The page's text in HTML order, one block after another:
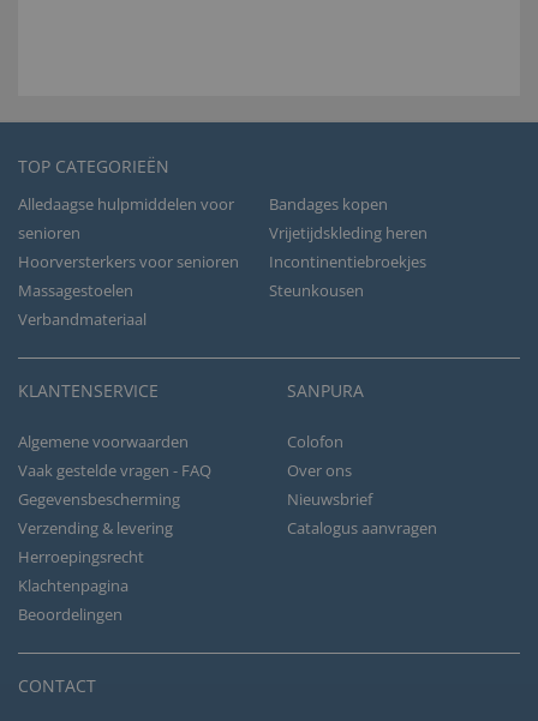
TOP CATEGORIEËN
Alledaagse hulpmiddelen voor
senioren
Bandages kopen
Vrijetijdskleding heren
Hoorversterkers voor senioren
Incontinentiebroekjes
Massagestoelen
Steunkousen
Verbandmateriaal
KLANTENSERVICE
Algemene voorwaarden
Vaak gestelde vragen - FAQ
Gegevensbescherming
Verzending & levering
Herroepingsrecht
Klachtenpagina
Beoordelingen
SANPURA
Colofon
Over ons
Nieuwsbrief
Catalogus aanvragen
CONTACT